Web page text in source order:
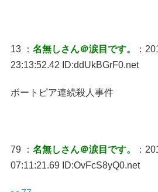
13 ： 名無しさん＠涙目です。
：
23:13:52.42 ID:ddUkBGrF0.net
ボートピア連続殺人事件
79 ： 名無しさん＠涙目です。
：
07:11:21.69 ID:OvFcS8yQ0.net